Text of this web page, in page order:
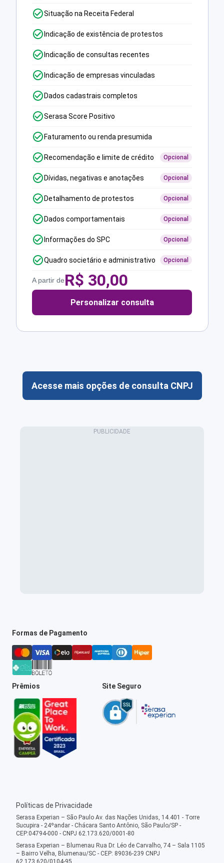
Situação na Receita Federal
Indicação de existência de protestos
Indicação de consultas recentes
Indicação de empresas vinculadas
Dados cadastrais completos
Serasa Score Positivo
Faturamento ou renda presumida
Recomendação e limite de crédito Opcional
Dívidas, negativas e anotações Opcional
Detalhamento de protestos Opcional
Dados comportamentais Opcional
Informações do SPC Opcional
Quadro societário e administrativo Opcional
A partir deR$ 30,00
Personalizar consulta
Acesse mais opções de consulta CNPJ
Formas de Pagamento
Prêmios Site Seguro
Políticas de Privacidade
Serasa Experian – São Paulo Av. das Nações Unidas, 14.401 - Torre
Sucupira - 24ºandar - Chácara Santo Antônio, São Paulo/SP -
CEP:04794-000 - CNPJ 62.173.620/0001-80
Serasa Experian – Blumenau Rua Dr. Léo de Carvalho, 74 – Sala 1105
– Bairro Velha, Blumenau/SC - CEP: 89036-239 CNPJ
62.173.620/0104-95